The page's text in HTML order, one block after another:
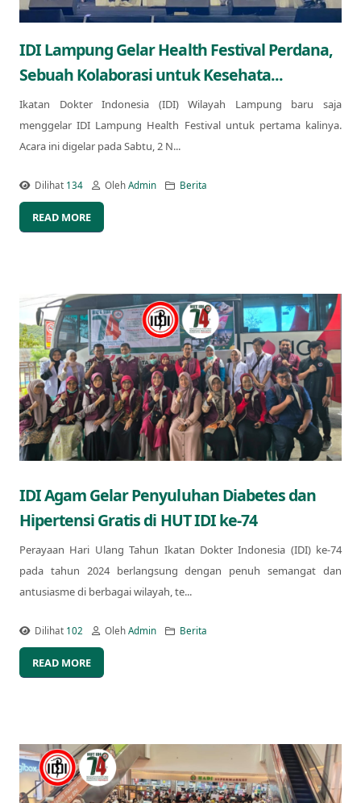
IDI Lampung Gelar Health Festival Perdana,
Sebuah Kolaborasi untuk Kesehata...
Ikatan Dokter Indonesia (IDI) Wilayah Lampung baru saja
menggelar IDI Lampung Health Festival untuk pertama kalinya.
Acara ini digelar pada Sabtu, 2 N...
Dilihat 134 OlehAdmin Berita
READ MORE
IDI Agam Gelar Penyuluhan Diabetes dan
Hipertensi Gratis di HUT IDI ke-74
Perayaan Hari Ulang Tahun Ikatan Dokter Indonesia (IDI) ke-74
pada tahun 2024 berlangsung dengan penuh semangat dan
antusiasme di berbagai wilayah, te...
Dilihat 102 OlehAdmin Berita
READ MORE